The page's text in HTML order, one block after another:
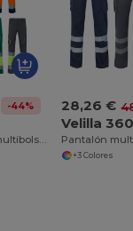
-44%
Pantalón elástico multibolsillos bicolor (240 g/m²), en algodón (46 %), EME (38 %) y poliéster (16 %)
28,26 €
Velilla
+3 Colores